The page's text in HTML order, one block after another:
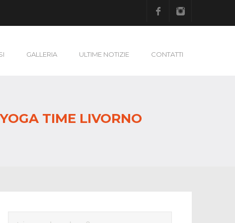
Facebook
GALLERIA ULTIME NOTIZIE CONTATTI
TIME LIVORNO